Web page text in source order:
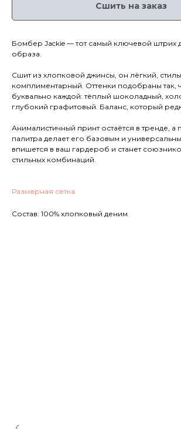
Сшить на заказ
Бомбер Jackie — тот самый ключевой штрих
образа.
Сшит из хлопковой джинсы, он лёгкий,
комплиментарный. Оттенки подобраны так,
буквально каждой: тёплый шоколадный,
глубокий графитовый. Баланс, который
Анималистичный принт остаётся в тренде, а
палитра делает его базовым и
впишется в ваш гардероб и станет
стильных комбинаций.
Размерная сетка
Состав: 100% хлопковый деним